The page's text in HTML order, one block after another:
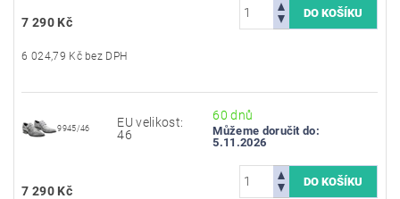
7 290 Kč
6 024,79 Kč bez DPH
9945/46
EU velikost:
46
60 dnů
Můžeme doručit do:
5.11.2026
7 290 Kč